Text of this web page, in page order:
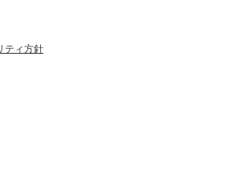
ティ方針